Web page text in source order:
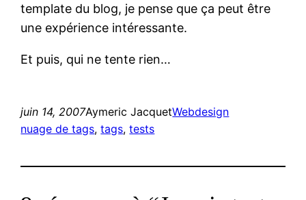
template du blog, je pense que ça peut être
une expérience intéressante.
Et puis, qui ne tente rien…
juin 14, 2007Aymeric JacquetWebdesign
nuage de tags, tags, tests